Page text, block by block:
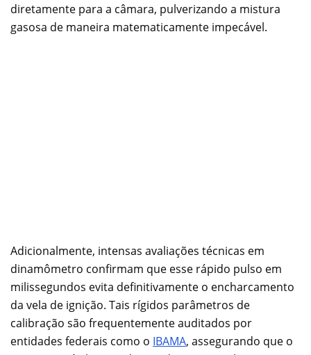
diretamente para a câmara, pulverizando a mistura
gasosa de maneira matematicamente impecável.
Adicionalmente, intensas avaliações técnicas em
dinamômetro confirmam que esse rápido pulso em
milissegundos evita definitivamente o encharcamento
da vela de ignição. Tais rígidos parâmetros de
calibração são frequentemente auditados por
entidades federais como o IBAMA, assegurando que o